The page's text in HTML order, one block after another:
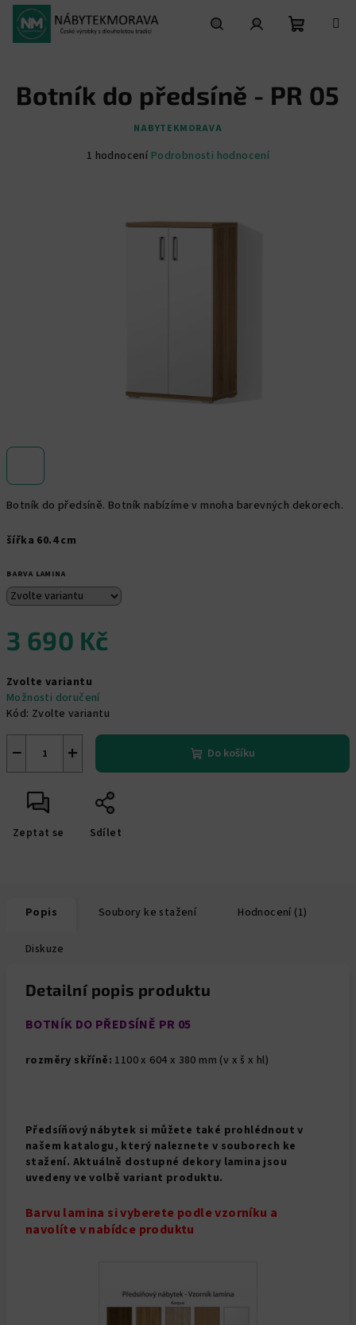
Přejít
obsah
košík
Botník do předsíně. Botník nabízíme v mnoha barevných dekorech.
šířka 60.4 cm
BARVA LAMINA
3 690 Kč
cena:
Zvolte variantu
Možnosti doručení
Kód: Zvolte variantu
+
− Do košíku
Zeptat se Sdílet
Botník do předsíně - PR 05
NABYTEKMORAVA
Průměrné
1 hodnocení Podrobnosti hodnocení
Popis Soubory ke stažení Hodnocení (1)
Diskuze
Detailní popis produktu
BOTNÍK DO PŘEDSÍNĚ PR 05
rozměry skříně: 1100 x 604 x 380 mm (v x š x hl)
Předsíňový nábytek si můžete také prohlédnout v
našem katalogu, který naleznete v souborech ke
stažení. Aktuálně dostupné dekory lamina jsou
uvedeny ve volbě variant produktu.
Barvu lamina si vyberete podle vzorníku a
navolíte v nabídce produktu